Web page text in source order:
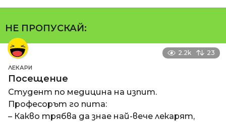
НЕ ПРОПУСКАЙ:
2.2k 23
ЛЕКАРИ
Посещение
Студент по медицина на изпит.
Професорът го пита:
– Какво трябва да знае най-вече лекарят,